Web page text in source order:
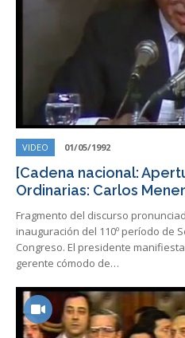
VIDEO 01/05/1992
[Cadena nacional:
Ordinarias: Carlos
Fragmento del discurso
inauguración del 110º período de
Congreso. El presidente
gerente cómodo de…